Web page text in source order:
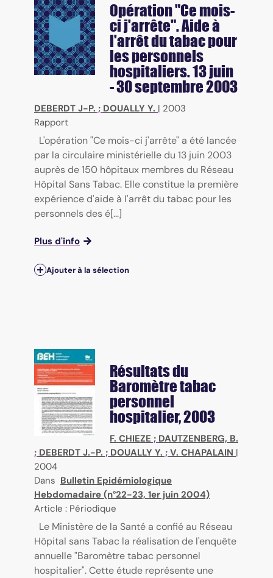
Opération "Ce mois-
ci j'arrête". Aide à
l'arrêt du tabac pour
les personnels
hospitaliers. 13 juin
- 30 septembre 2003
DEBERDT J-P. ; DOUALLY Y. | 2003
Rapport
L'opération "Ce mois-ci j'arrête" a été lancée
par la circulaire ministérielle du 13 juin 2003
auprès de 150 hôpitaux membres du Réseau
Hôpital Sans Tabac. Elle constitue la première
expérience d'aide à l'arrêt du tabac pour les
personnels des é[...]
Plus d'info
Ajouter à la sélection
Résultats du
Baromètre tabac
personnel
hospitalier, 2003
F. CHIEZE ; DAUTZENBERG, B.
; DEBERDT J.-P. ; DOUALLY Y. ; V. CHAPALAIN |
2004
Dans Bulletin Epidémiologique
Hebdomadaire (n°22-23, 1er juin 2004)
Article : Périodique
Le Ministère de la Santé a confié au Réseau
Hôpital sans Tabac la réalisation de l'enquête
annuelle "Baromètre tabac personnel
hospitalier". Cette étude représente une